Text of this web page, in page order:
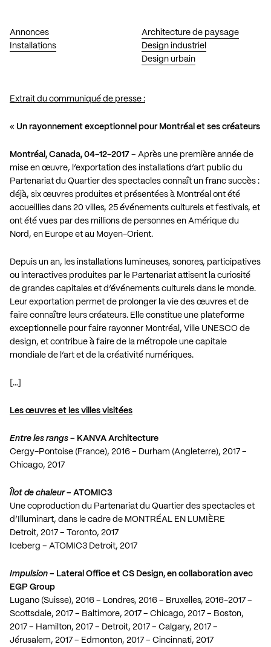
Annonces
Installations
Architecture de paysage
Design industriel
Design urbain
Extrait du communiqué de presse :
« Un rayonnement exceptionnel pour Montréal et ses créateurs
Montréal, Canada, 04-12-2017 – Après une première année de
mise en œuvre, l’exportation des installations d’art public du
Partenariat du Quartier des spectacles connaît un franc succès :
déjà, six œuvres produites et présentées à Montréal ont été
accueillies dans 20 villes, 25 événements culturels et festivals, et
ont été vues par des millions de personnes en Amérique du
Nord, en Europe et au Moyen-Orient.
Depuis un an, les installations lumineuses, sonores, participatives
ou interactives produites par le Partenariat attisent la curiosité
de grandes capitales et d’événements culturels dans le monde.
Leur exportation permet de prolonger la vie des œuvres et de
faire connaître leurs créateurs. Elle constitue une plateforme
exceptionnelle pour faire rayonner Montréal, Ville UNESCO de
design, et contribue à faire de la métropole une capitale
mondiale de l’art et de la créativité numériques.
[…]
Les œuvres et les villes visitées
Entre les rangs – KANVA Architecture
Cergy-Pontoise (France), 2016 – Durham (Angleterre), 2017 –
Chicago, 2017
Îlot de chaleur– ATOMIC3
Une coproduction du Partenariat du Quartier des spectacles et
d’Illuminart, dans le cadre de MONTRÉAL EN LUMIÈRE
Detroit, 2017 – Toronto, 2017
Iceberg – ATOMIC3 Detroit, 2017
Impulsion – Lateral Office et CS Design, en collaboration avec
EGP Group
Lugano (Suisse), 2016 – Londres, 2016 – Bruxelles, 2016-2017 –
Scottsdale, 2017 – Baltimore, 2017 – Chicago, 2017 – Boston,
2017 – Hamilton, 2017 – Detroit, 2017 – Calgary, 2017 –
Jérusalem, 2017 – Edmonton, 2017 – Cincinnati, 2017